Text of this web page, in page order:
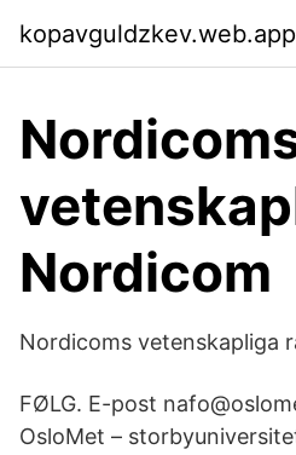
kopavguldzkev.web.app
Nordicom
Nordicoms vetenskapliga
FØLG. E-post
OsloMet –